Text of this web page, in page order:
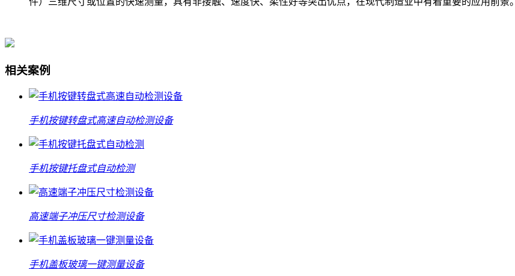
相关案例
手机按键转盘式高速自动检测设备
手机按键托盘式自动检测
高速端子冲压尺寸检测设备
手机盖板玻璃一键测量设备